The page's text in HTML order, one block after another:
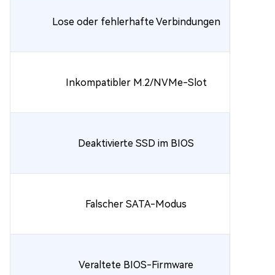
Lose oder fehlerhafte Verbindungen
Inkompatibler M.2/NVMe-Slot
Deaktivierte SSD im BIOS
Falscher SATA-Modus
Veraltete BIOS-Firmware